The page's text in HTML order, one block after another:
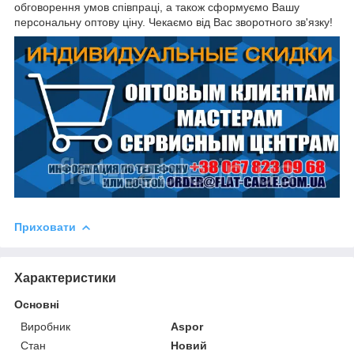
обговорення умов співпраці, а також сформуємо Вашу
персональну оптову ціну. Чекаємо від Вас зворотного зв'язку!
Приховати
Характеристики
Основні
Виробник
Aspor
Стан
Новий